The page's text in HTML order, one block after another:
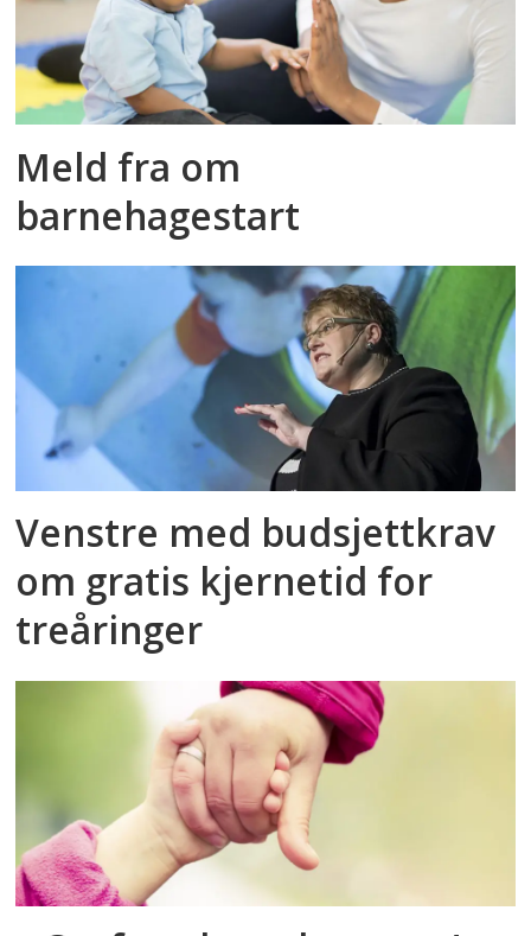
Meld fra om
barnehagestart
Venstre med budsjettkrav
om gratis kjernetid for
treåringer